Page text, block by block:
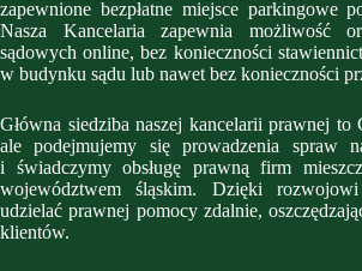
zapewnione bezpłatne miejsce parkingowe
Nasza Kancelaria zapewnia możliwość
sądowych online, bez konieczności
w budynku sądu lub nawet bez konieczności
Główna siedziba naszej kancelarii prawnej to
ale podejmujemy się prowadzenia spraw
i świadczymy obsługę prawną firm
województwem śląskim. Dzięki
udzielać prawnej pomocy zdalnie,
klientów.